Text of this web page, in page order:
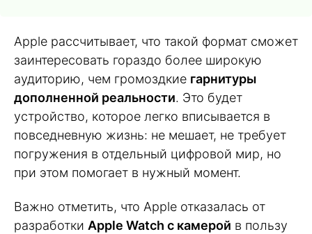
Apple рассчитывает, что такой формат сможет
заинтересовать гораздо более широкую
аудиторию, чем громоздкие гарнитуры
дополненной реальности. Это будет
устройство, которое легко вписывается в
повседневную жизнь: не мешает, не требует
погружения в отдельный цифровой мир, но
при этом помогает в нужный момент.
Важно отметить, что Apple отказалась от
разработки Apple Watch с камерой в пользу